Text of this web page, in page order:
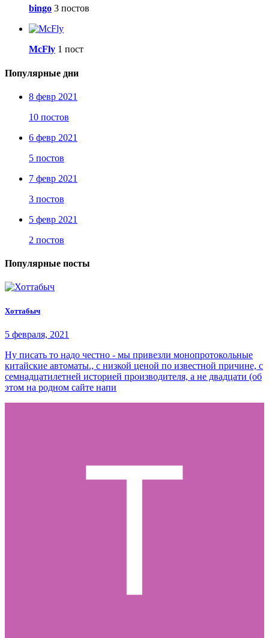
bingo 3 постов
McFly 1 пост
Популярные дни
8 февр 2021
10 постов
6 февр 2021
5 постов
7 февр 2021
3 постов
5 февр 2021
2 постов
Популярные посты
Хоттабыч
5 февраля, 2021
Ну писать то надо честно - мы привезли монопротокольные
китайские автоматы., с низкой ценой по известной причине, с
семнадцатилетней историей производителя, а не двадцати (об
этом на родном сайте напи